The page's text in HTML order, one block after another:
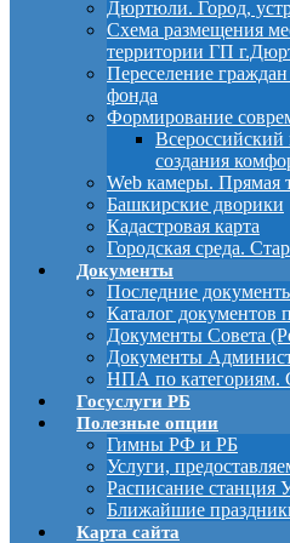
Дюртюли. Город,
Схема размещения
территории ГП
Переселение
фонда
Формирование
Всероссийский
создания
Web камеры. Прямая
Башкирские дворики
Кадастровая карта
Городская среда.
Документы
Последние
Каталог документов
Документы Совета
Документы
НПА по категориям.
Госуслуги РБ
Полезные опции
Гимны РФ и РБ
Услуги,
Расписание станция
Ближайшие
Карта сайта